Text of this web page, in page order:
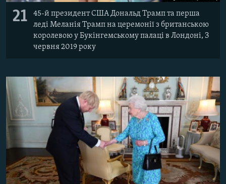
21
45-й президент США Дональд Трамп та перша
леді Меланія Трамп на церемонії з британською
королевою у Букінгемському палаці в Лондоні, З
червня 2019 року